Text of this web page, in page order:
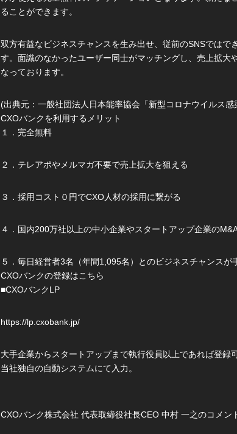
ることができます。
双方有益なビジネスチャンスを生み出せ、従前のSNSでは
す。面識のなかったユーザー同士がマッチングし、売上拡
なっております。
(出典元：一般社団法人日本能率協会「新型コロナウイルス
CXOバンクを利用するメリット
１．完全無料
２．テレアポやメルマガ不要で売上拡大を狙える
３．採用コスト０円でCXO人材の採用に繋がる
４．国内200万社以上の中小企業やスタートアップ企業の
５．毎日経営者3名（年間1,095名）とのビジネスチャンスが
CXOバンクの登録はこちら
■CXOバンクLP
https://lp.cxobank.jp/
大手企業からスタートアップまで執行役員以上であれば登
当社独自の自動システムにて入力。
CXOバンク株式会社 代表取締役社長CEO 中村 一之のコメン